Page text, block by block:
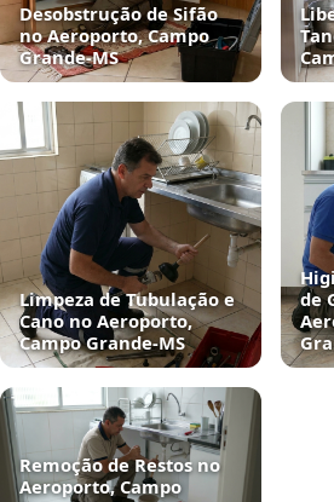
Desobstrução de Sifão
no Aeroporto, Campo
Grande‑MS
Limpeza de Tubulação e
Cano no Aeroporto,
Campo Grande‑MS
de
Remoção de Restos no
Aeroporto, Campo